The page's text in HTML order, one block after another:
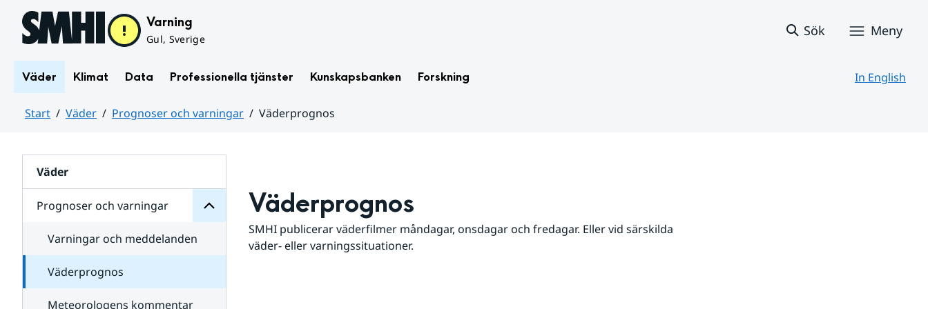
Hoppa till sidans innehåll Varning
Gul, Sverige
Sök Meny
Väder Klimat Data Professionella tjänster Kunskapsbanken Forskning In English
Start Väder Prognoser och varningar
Väderprognos
Väder
Prognoser och varningar
för
varningar
Varningar och meddelanden
Väderprognos
Meteorologens kommentar
Väderprognos
SMHI publicerar väderfilmer måndagar, onsdagar och fredagar. Eller vid särskilda
väder- eller varningssituationer.